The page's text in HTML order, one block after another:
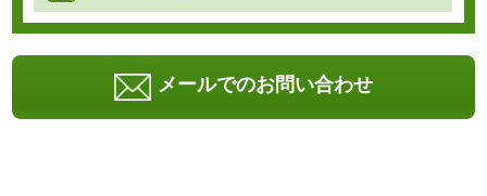
メールでのお問い合わせ